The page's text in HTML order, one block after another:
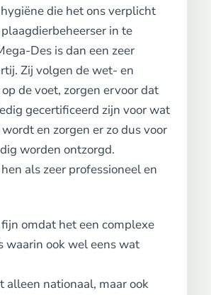
die het ons verplicht
in te
Des is dan een zeer
Zij volgen de wet- en
de voet, zorgen ervoor dat
gecertificeerd zijn voor wat
en zorgen er zo dus voor
worden ontzorgd.
als zeer professioneel en
omdat het een complexe
waarin ook wel eens wat
alleen nationaal, maar ook